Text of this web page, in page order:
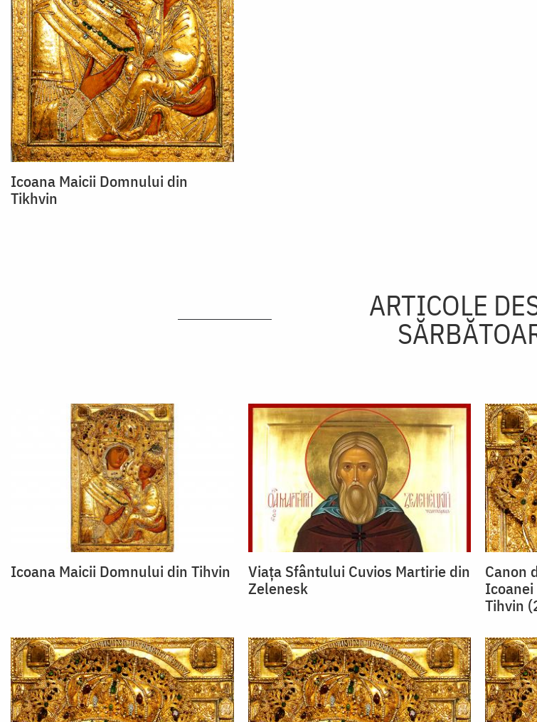
Icoana Maicii Domnului din
Tikhvin
ARTICOLE
Icoana Maicii Domnului din Tihvin
Viața Sfântului Cuvios Martirie din
Zelenesk
Canon
Tihvin